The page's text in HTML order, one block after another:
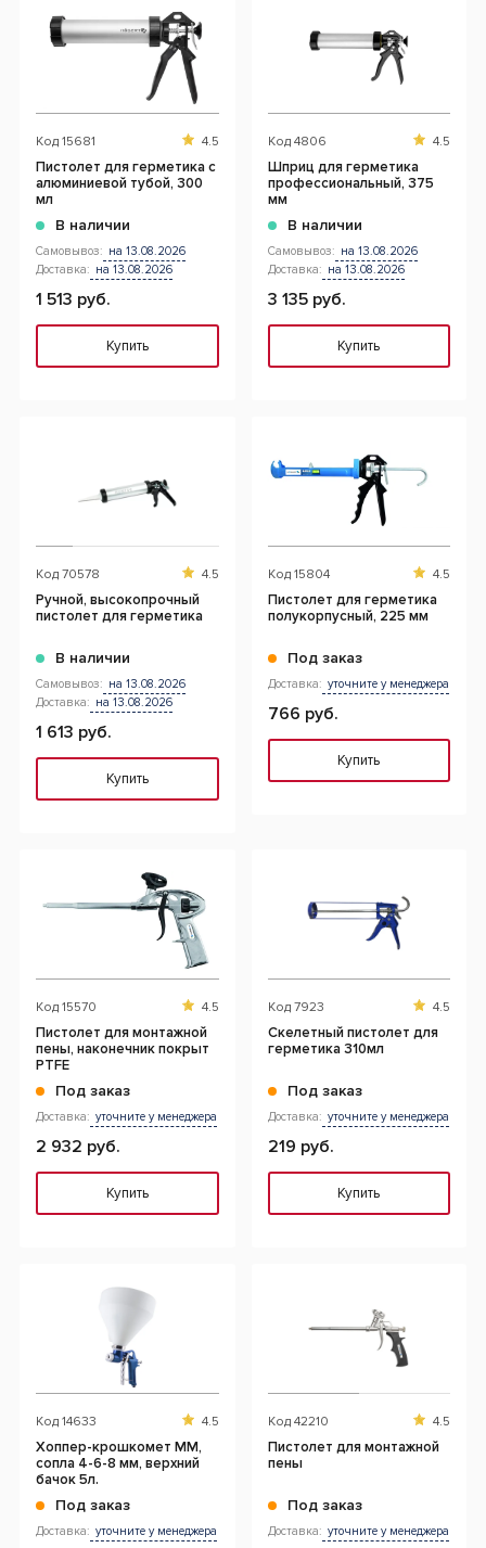
Код 15681 4.5
Пистолет для герметика с
алюминиевой тубой, 300
мл
В наличии
Самовывоз: на 13.08.2026
Доставка: на 13.08.2026
1 513 руб.
Купить
Код 4806 4.5
Шприц для герметика
профессиональный, 375
мм
В наличии
Самовывоз: на 13.08.2026
Доставка: на 13.08.2026
3 135 руб.
Купить
Код 70578 4.5
Ручной, высокопрочный
пистолет для герметика
В наличии
Самовывоз: на 13.08.2026
Доставка: на 13.08.2026
1 613 руб.
Купить
Код 15804 4.5
Пистолет для герметика
полукорпусный, 225 мм
Под заказ
Доставка: уточните у менеджера
766 руб.
Купить
Код 15570 4.5
Пистолет для монтажной
пены, наконечник покрыт
PTFE
Под заказ
Доставка: уточните у менеджера
2 932 руб.
Купить
Код 7923 4.5
Скелетный пистолет для
герметика 310мл
Под заказ
Доставка: уточните у менеджера
219 руб.
Купить
Код 14633 4.5
Хоппер-крошкомет MM,
сопла 4-6-8 мм, верхний
бачок 5л.
Под заказ
Доставка: уточните у менеджера
Код 42210 4.5
Пистолет для монтажной
пены
Под заказ
Доставка: уточните у менеджера